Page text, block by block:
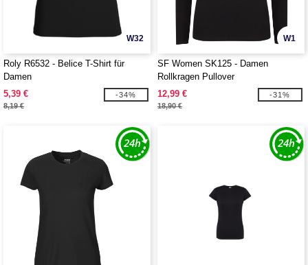
W32
Roly R6532 - Belice T-Shirt für
Damen
5,39 €
8,19 €
-34%
W1
SF Women SK125 - Damen
Rollkragen Pullover
12,99 €
18,90 €
-31%